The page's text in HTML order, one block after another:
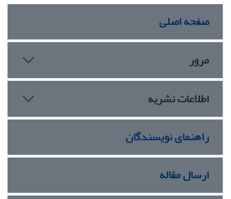
صفحه اصلی
مرور
اطلاعات نشریه
راهنمای نویسندگان
ارسال مقاله